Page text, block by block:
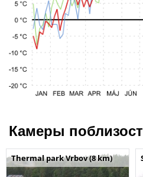
Камеры
Thermal park Vrbov (8 km)